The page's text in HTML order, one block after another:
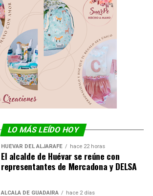
LO MÁS LEÍDO HOY
HUÉVAR DEL ALJARAFE hace 22 horas
El alcalde de Huévar se reúne con
representantes de Mercadona y DELSA
ALCALÁ DE GUADAÍRA hace 2 días